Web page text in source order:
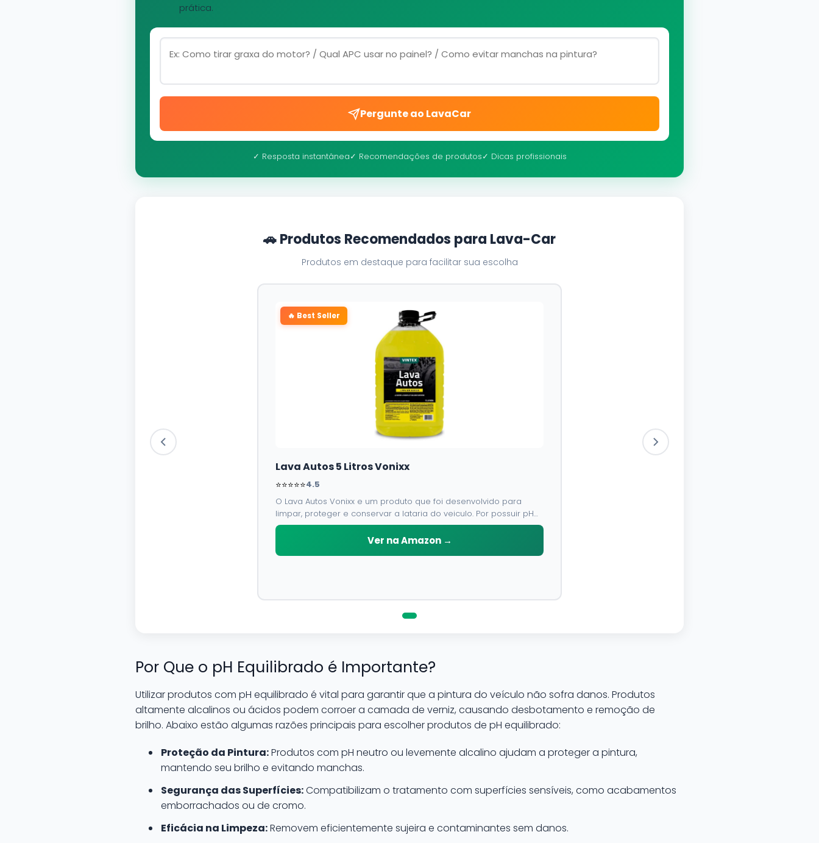
prática.
Pergunte ao LavaCar
✓ Resposta instantânea✓ Recomendações de produtos✓ Dicas profissionais
🚗 Produtos Recomendados para Lava-Car
Produtos em destaque para facilitar sua escolha
🔥 Best Seller
Lava Autos 5 Litros Vonixx
⭐⭐⭐⭐⭐4.5
O Lava Autos Vonixx e um produto que foi desenvolvido para
limpar, proteger e conservar a lataria do veiculo. Por possuir pH
neutro, pode ser aplicado em qualquer superficie sem correr o
Ver na Amazon →
Por Que o pH Equilibrado é Importante?
Utilizar produtos com pH equilibrado é vital para garantir que a pintura do veículo não sofra danos. Produtos
altamente alcalinos ou ácidos podem corroer a camada de verniz, causando desbotamento e remoção de
brilho. Abaixo estão algumas razões principais para escolher produtos de pH equilibrado:
Proteção da Pintura:Produtos com pH neutro ou levemente alcalino ajudam a proteger a pintura,
mantendo seu brilho e evitando manchas.
Segurança das Superfícies:Compatibilizam o tratamento com superfícies sensíveis, como acabamentos
emborrachados ou de cromo.
Eficácia na Limpeza:Removem eficientemente sujeira e contaminantes sem danos.